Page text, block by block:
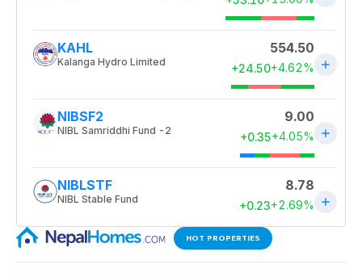
HOT PROPERTIES